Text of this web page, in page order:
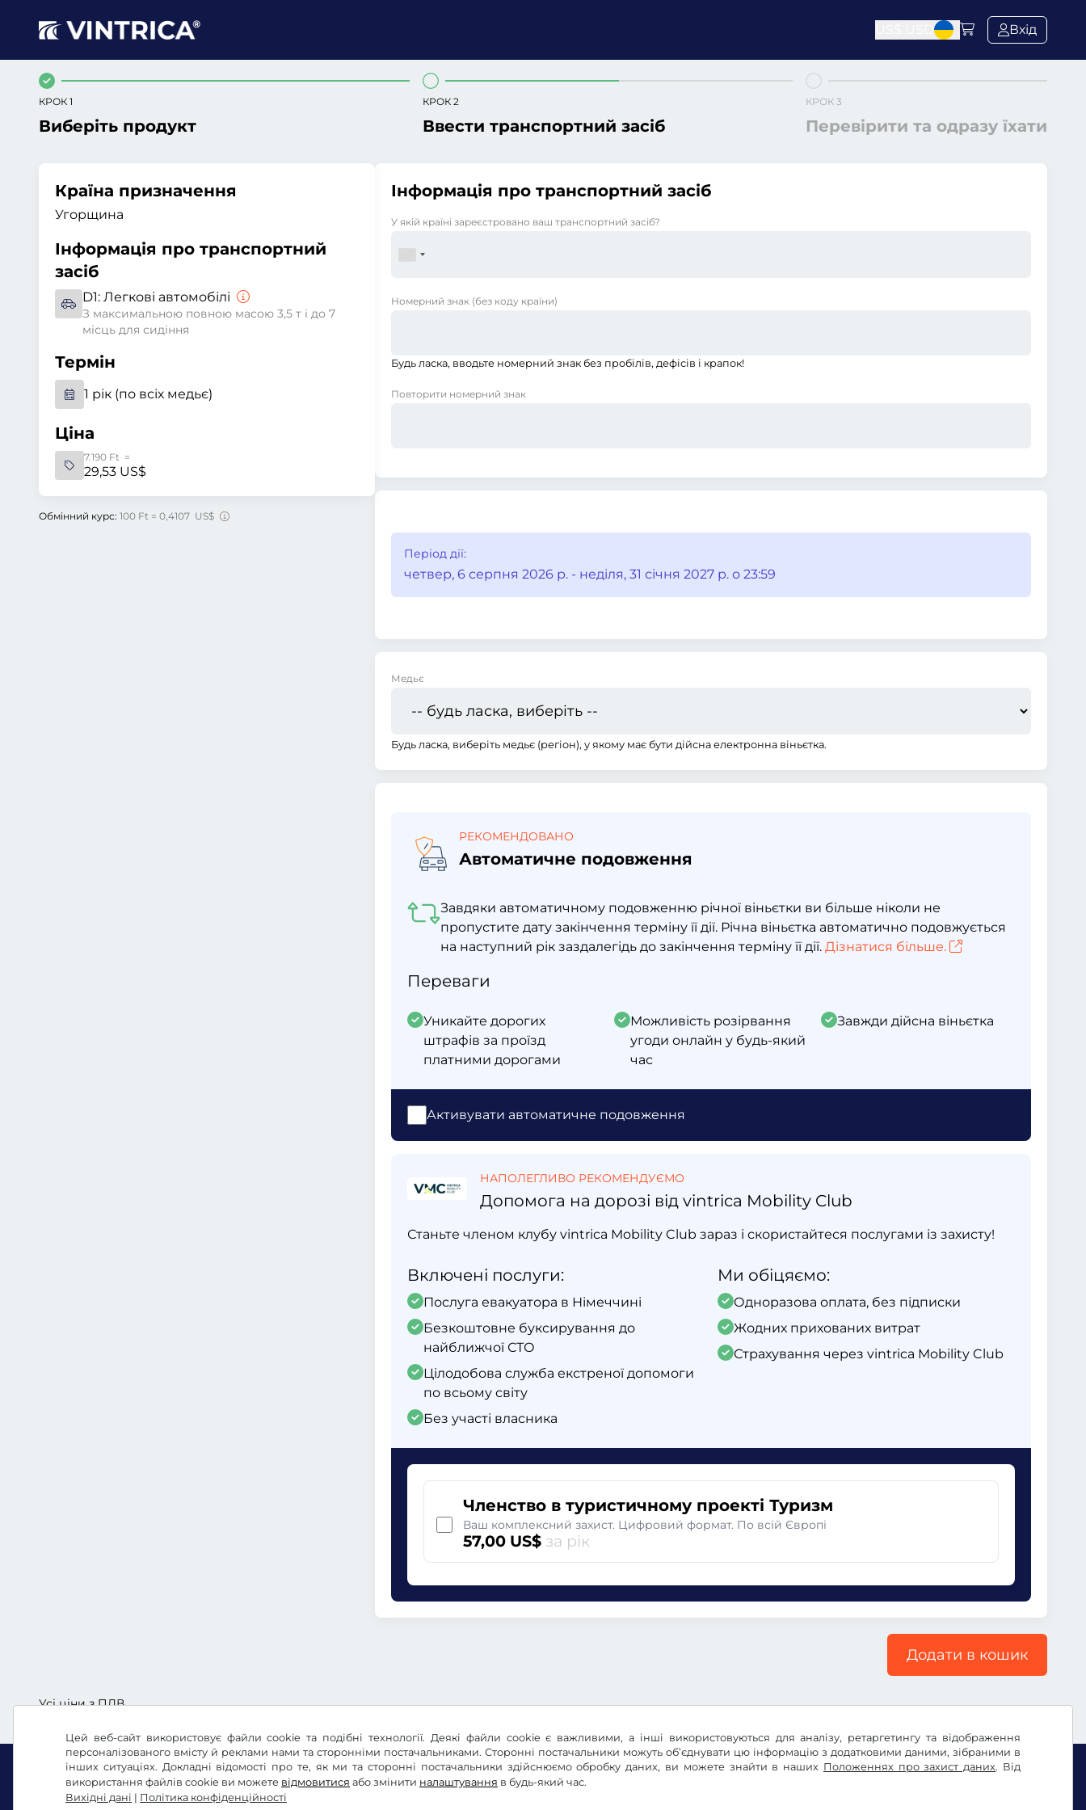
Цей веб-сайт використовує файли cookie та подібні технології. Деякі файли cookie є важливими, а інші використовуються для аналізу, ретаргетингу та відображення
персоналізованого вмісту й реклами нами та сторонніми постачальниками. Сторонні постачальники можуть об’єднувати цю інформацію з додатковими даними, зібраними в
інших ситуаціях. Докладні відомості про те, як ми та сторонні постачальники здійснюємо обробку даних, ви можете знайти в наших Положеннях про захист даних. Від
використання файлів cookie ви можете відмовитися або змінити налаштування в будь-який час.
Вихідні дані | Політика конфіденційності
Вхід
КРОК 1
Виберіть продукт
КРОК 2
Ввести транспортний засіб
КРОК 3
Перевірити та одразу їхати
Країна призначення
Угорщина
Інформація про транспортний
засіб
D1: Легкові автомобілі
З максимальною повною масою 3,5 т і до 7
місць для сидіння
Термін
1 рік (по всіх медьє)
Ціна
7.190 Ft =
29,53 US$
Обмінний курс: 100 Ft = 0,4107 US$
Інформація про транспортний засіб
У якій країні зареєстровано ваш транспортний засіб?
Номерний знак (без коду країни)
Будь ласка, вводьте номерний знак без пробілів, дефісів і крапок!
Повторити номерний знак
Період дії:
четвер, 6 серпня 2026 р. - неділя, 31 січня 2027 р. о 23:59
Медьє
Будь ласка, виберіть медьє (регіон), у якому має бути дійсна електронна віньєтка.
РЕКОМЕНДОВАНО
Автоматичне подовження
Завдяки автоматичному подовженню річної віньєтки ви більше ніколи не
пропустите дату закінчення терміну її дії. Річна віньєтка автоматично подовжується
на наступний рік заздалегідь до закінчення терміну її дії. Дізнатися більше.
Переваги
Уникайте дорогих
штрафів за проїзд
платними дорогами
Можливість розірвання
угоди онлайн у будь-який
час
Завжди дійсна віньєтка
Активувати автоматичне подовження
НАПОЛЕГЛИВО РЕКОМЕНДУЄМО
Допомога на дорозі від vintrica Mobility Club
Станьте членом клубу vintrica Mobility Club зараз і скористайтеся послугами із захисту!
Включені послуги:
Послуга евакуатора в Німеччині
Безкоштовне буксирування до
найближчої СТО
Цілодобова служба екстреної допомоги
по всьому світу
Без участі власника
Ми обіцяємо:
Одноразова оплата, без підписки
Жодних прихованих витрат
Страхування через vintrica Mobility Club
Членство в туристичному проекті Туризм
Ваш комплексний захист. Цифровий формат. По всій Європі
57,00 US$ за рік
Додати в кошик
Усі ціни з ПДВ.